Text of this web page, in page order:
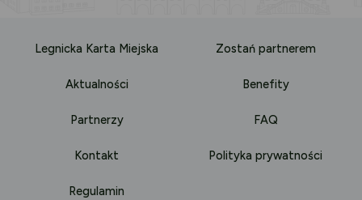
Legnicka Karta Miejska Zostań partnerem
Aktualności Benefity
Partnerzy FAQ
Kontakt Polityka prywatności
Regulamin